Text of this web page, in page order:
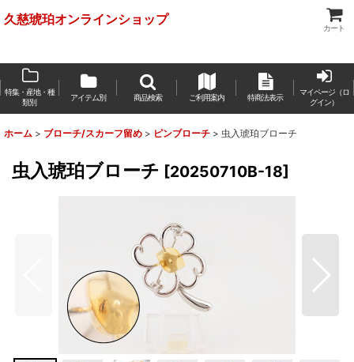
久慈琥珀オンラインショップ
カート
特集・産地・種
類別
アイテム別 商品検索 ご利用案内 特商法表示
マイページ（ロ
グイン）
ホーム > ブローチ/スカーフ留め > ピンブローチ > 虫入琥珀ブローチ
虫入琥珀ブローチ [20250710B-18]